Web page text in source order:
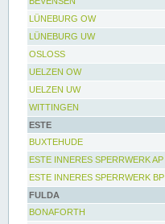
LÜNEBURG OW
LÜNEBURG UW
OSLOSS
UELZEN OW
UELZEN UW
WITTINGEN
ESTE
BUXTEHUDE
ESTE INNERES SPERRWERK AP
ESTE INNERES SPERRWERK BP
FULDA
BONAFORTH